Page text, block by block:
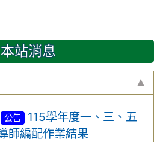
本站消息
公告
115學年度一、三、五
師編配作業結果